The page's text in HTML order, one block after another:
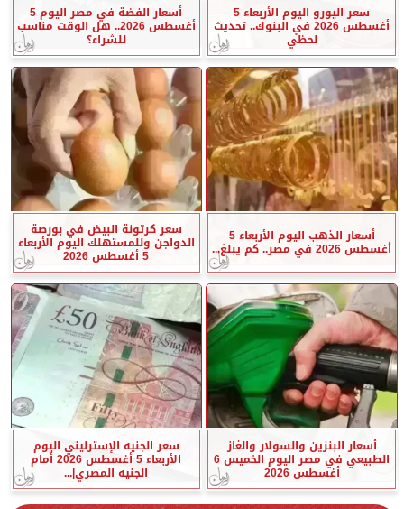
سعر اليورو اليوم الأربعاء 5
أغسطس 2026 في البنوك.. تحديث
لحظي
أسعار الفضة في مصر اليوم 5
أغسطس 2026.. هل الوقت مناسب
للشراء؟
أسعار الذهب اليوم الأربعاء 5
أغسطس 2026 في مصر.. كم يبلغ...
سعر كرتونة البيض في بورصة
الدواجن وللمستهلك اليوم الأربعاء
5 أغسطس 2026
أسعار البنزين والسولار والغاز
الطبيعي في مصر اليوم الخميس 6
أغسطس 2026
سعر الجنيه الإسترليني اليوم
الأربعاء 5 أغسطس 2026 أمام
الجنيه المصري|...